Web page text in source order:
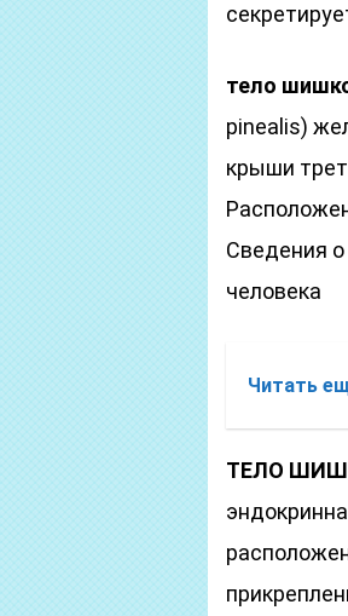
тело
pinealis)
крыши
Сведения
человека
Читать
ТЕЛО